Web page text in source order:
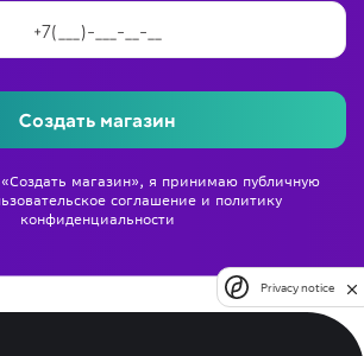
Создать магазин
магазин», я принимаю публичную
соглашениеи политику
конфиденциальности
Privacy notice